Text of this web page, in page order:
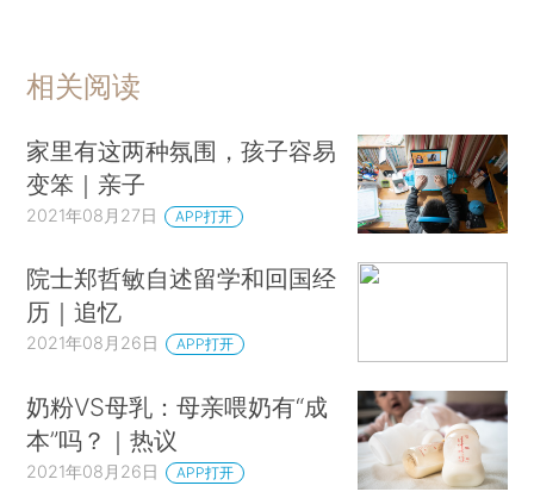
不同人群的身高，的确存在差异[1]。这些数据
都说明着遗传因素对身高的重要影响。
那么，在影响身高的因素中，遗传到底占据多
大的比例呢？
这时候，就要选择双胞胎来进行研究了，因为
来自同一父母的双胞胎，具有基本一致的遗传因
素，所以，双胞胎的变化最能体现遗传的影响比
例。
而经过研究发现，遗传因素在身高的决定中占
据了大概60-70%的“话语权”[2]，其他相关研究也
相关阅读
家里有这两种氛围，孩子容易
变笨｜亲子
2021年08月27日 APP打开
院士郑哲敏自述留学和回国经
历｜追忆
2021年08月26日 APP打开
奶粉VS母乳：母亲喂奶有“成
本”吗？｜热议
2021年08月26日 APP打开